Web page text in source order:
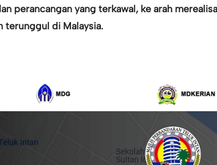
perancangan yang terkawal, ke arah
terunggul di Malaysia.